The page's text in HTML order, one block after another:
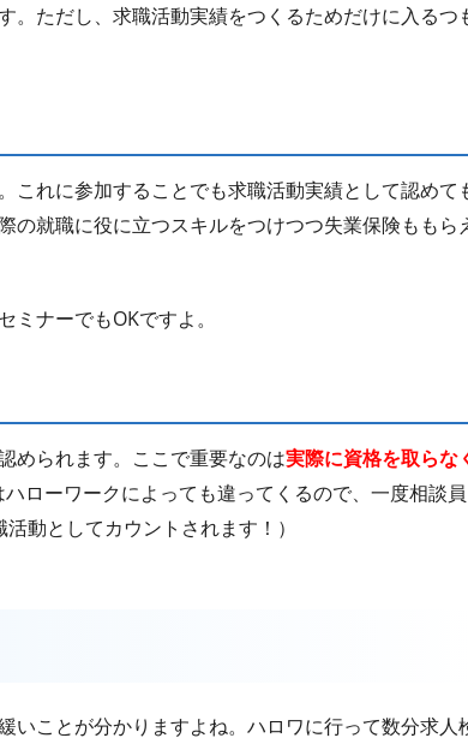
ただし、求職活動実績をつくるためだけに入るつ
れに参加することでも求職活動実績として認めて
就職に役に立つスキルをつけつつ失業保険ももら
ナーでもOKですよ。
められます。ここで重要なのは実際に資格を取らな
ローワークによっても違ってくるので、一度相談員
動としてカウントされます！）
いことが分かりますよね。ハロワに行って数分求人